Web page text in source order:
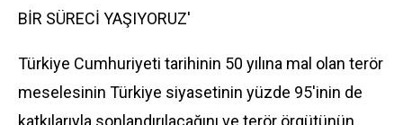
BİR SÜRECİ YAŞIYORUZ'
Türkiye Cumhuriyeti tarihinin 50 yılına mal olan terör
meselesinin Türkiye siyasetinin yüzde 95'inin de
katkılarıyla sonlandırılacağını ve terör örgütünün